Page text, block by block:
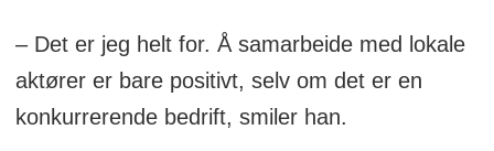
– Det er jeg helt for. Å samarbeide med lokale
aktører er bare positivt, selv om det er en
konkurrerende bedrift, smiler han.